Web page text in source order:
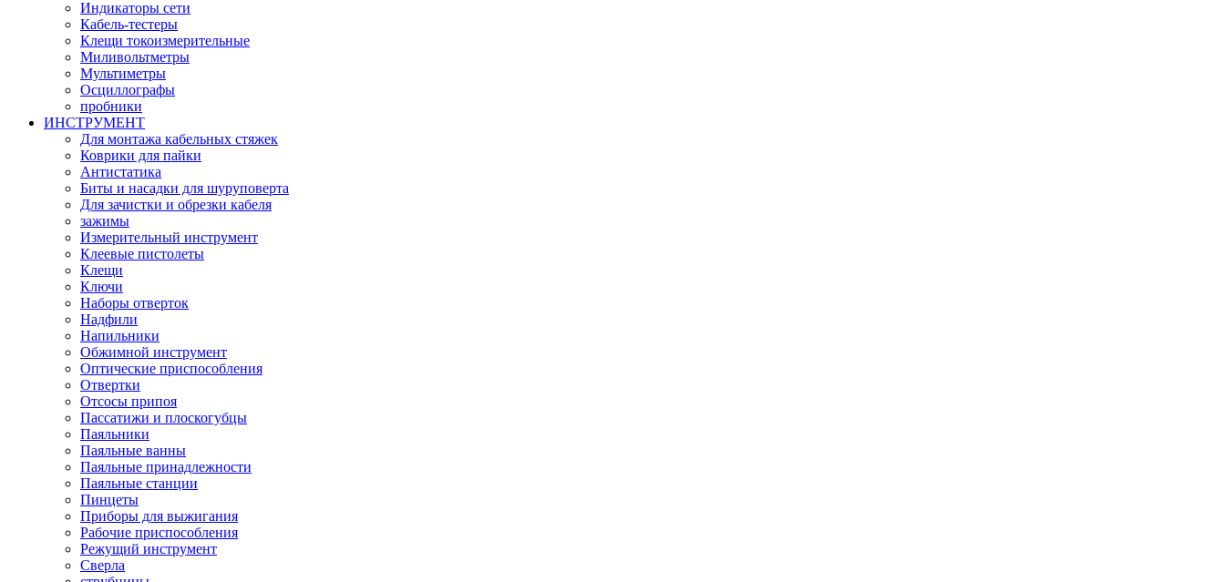
Индикаторы сети
Кабель-тестеры
Клещи токоизмерительные
Миливольтметры
Мультиметры
Осциллографы
пробники
ИНСТРУМЕНТ
Для монтажа кабельных стяжек
Коврики для пайки
Антистатика
Биты и насадки для шуруповерта
Для зачистки и обрезки кабеля
зажимы
Измерительный инструмент
Клеевые пистолеты
Клещи
Ключи
Наборы отверток
Надфили
Напильники
Обжимной инструмент
Оптические приспособления
Отвертки
Отсосы припоя
Пассатижи и плоскогубцы
Паяльники
Паяльные ванны
Паяльные принадлежности
Паяльные станции
Пинцеты
Приборы для выжигания
Рабочие приспособления
Режущий инструмент
Сверла